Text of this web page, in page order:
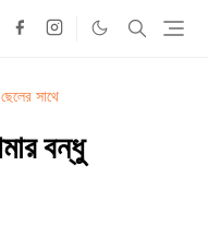
সাথে
বন্ধু